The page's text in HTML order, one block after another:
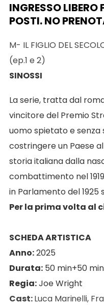
INGRESSO
POSTI. NO
M- IL FIGLIO DEL
(ep.1 e 2)
SINOSSI
La serie, tratta dal
vincitore del Premio
uomo spietato e senza
costringere un Paese
storia italiana dalla
combattimento nel
in Parlamento del 1925
Per la prima volta al
SCHEDA ARTISTICA
Anno:2025
Durata:50 min+50 min
Regia:Joe Wright
Cast:Luca Marinelli,